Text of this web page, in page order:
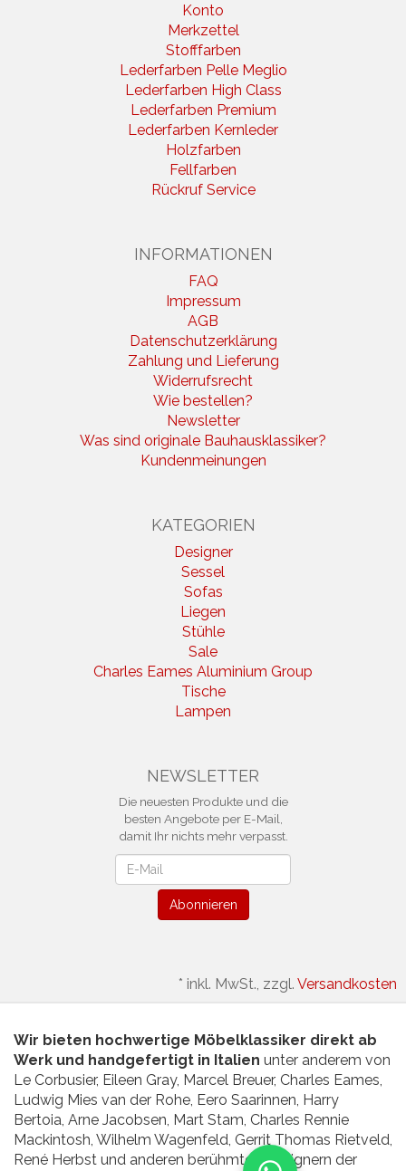
Konto
Merkzettel
Stofffarben
Lederfarben Pelle Meglio
Lederfarben High Class
Lederfarben Premium
Lederfarben Kernleder
Holzfarben
Fellfarben
Rückruf Service
INFORMATIONEN
FAQ
Impressum
AGB
Datenschutzerklärung
Zahlung und Lieferung
Widerrufsrecht
Wie bestellen?
Newsletter
Was sind originale Bauhausklassiker?
Kundenmeinungen
KATEGORIEN
Designer
Sessel
Sofas
Liegen
Stühle
Sale
Charles Eames Aluminium Group
Tische
Lampen
NEWSLETTER
Die neuesten Produkte und die
besten Angebote per E-Mail,
damit Ihr nichts mehr verpasst.
Abonnieren
* inkl. MwSt., zzgl. Versandkosten
Wir bieten hochwertige Möbelklassiker direkt ab
Werk und handgefertigt in Italien unter anderem von
Le Corbusier, Eileen Gray, Marcel Breuer, Charles Eames,
Ludwig Mies van der Rohe, Eero Saarinnen, Harry
Bertoia, Arne Jacobsen, Mart Stam, Charles Rennie
Mackintosh, Wilhelm Wagenfeld, Gerrit Thomas Rietveld,
René Herbst und anderen berühmten Designern der